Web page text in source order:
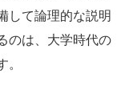
して論理的な説明
のは、大学時代の
。